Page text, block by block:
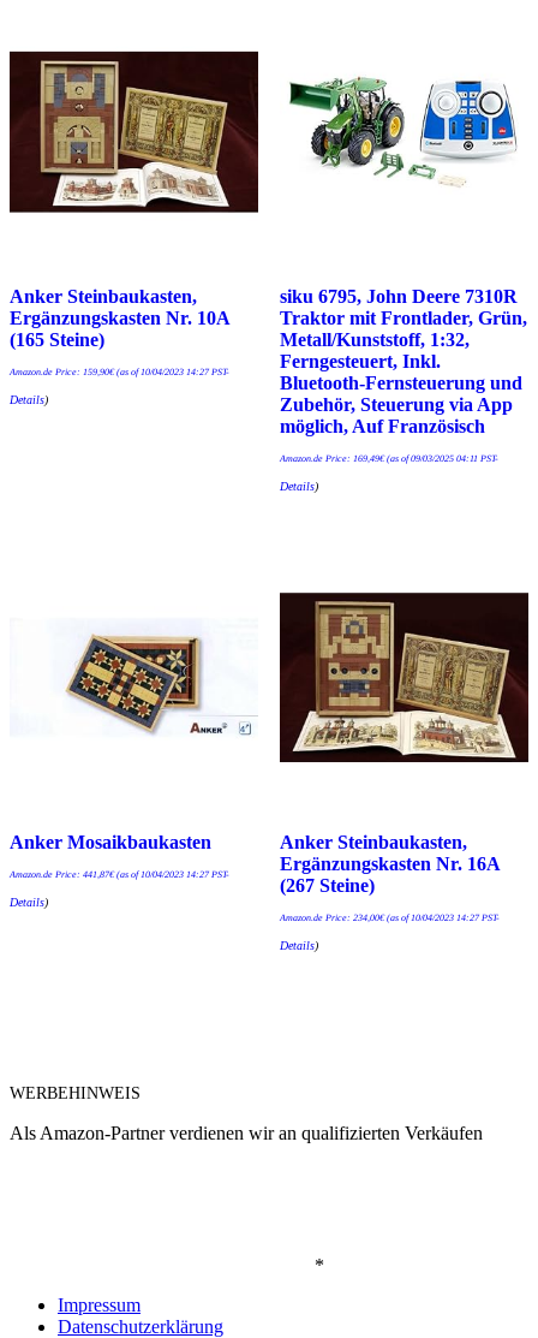
Anker Steinbaukasten,
Ergänzungskasten Nr. 10A
(165 Steine)
Amazon.de Price: 159,90€(as of 10/04/2023 14:27 PST-
Details)
siku 6795, John Deere 7310R
Traktor mit Frontlader, Grün,
Metall/Kunststoff, 1:32,
Ferngesteuert, Inkl.
Bluetooth-Fernsteuerung und
Zubehör, Steuerung via App
möglich, Auf ‎Französisch
Amazon.de Price: 169,49€(as of 09/03/2025 04:11 PST-
Details)
Anker Mosaikbaukasten
Amazon.de Price: 441,87€(as of 10/04/2023 14:27 PST-
Details)
Anker Steinbaukasten,
Ergänzungskasten Nr. 16A
(267 Steine)
Amazon.de Price: 234,00€(as of 10/04/2023 14:27 PST-
Details)
WERBEHINWEIS
Als Amazon-Partner verdienen wir an qualifizierten Verkäufen
*
Impressum
Datenschutzerklärung